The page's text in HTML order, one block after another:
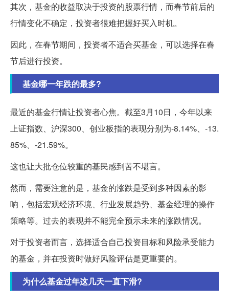
其次，基金的收益取决于投资的股票行情，而春节前后的
行情变化不确定，投资者很难把握好买入时机。
因此，在春节期间，投资者不适合买基金，可以选择在春
节后进行投资。
基金哪一年跌的最多?
最近的基金行情让投资者心焦。截至3月10日，今年以来
上证指数、沪深300、创业板指的表现分别为-8.14%、-13.
85%、-21.59%。
这也让大批仓位较重的基民感到苦不堪言。
然而，需要注意的是，基金的涨跌是受到多种因素的影
响，包括宏观经济环境、行业发展趋势、基金经理的操作
策略等。过去的表现并不能完全预示未来的涨跌情况。
对于投资者而言，选择适合自己投资目标和风险承受能力
的基金，并在投资时做好风险评估是更重要的。
为什么基金过年这几天一直下滑?